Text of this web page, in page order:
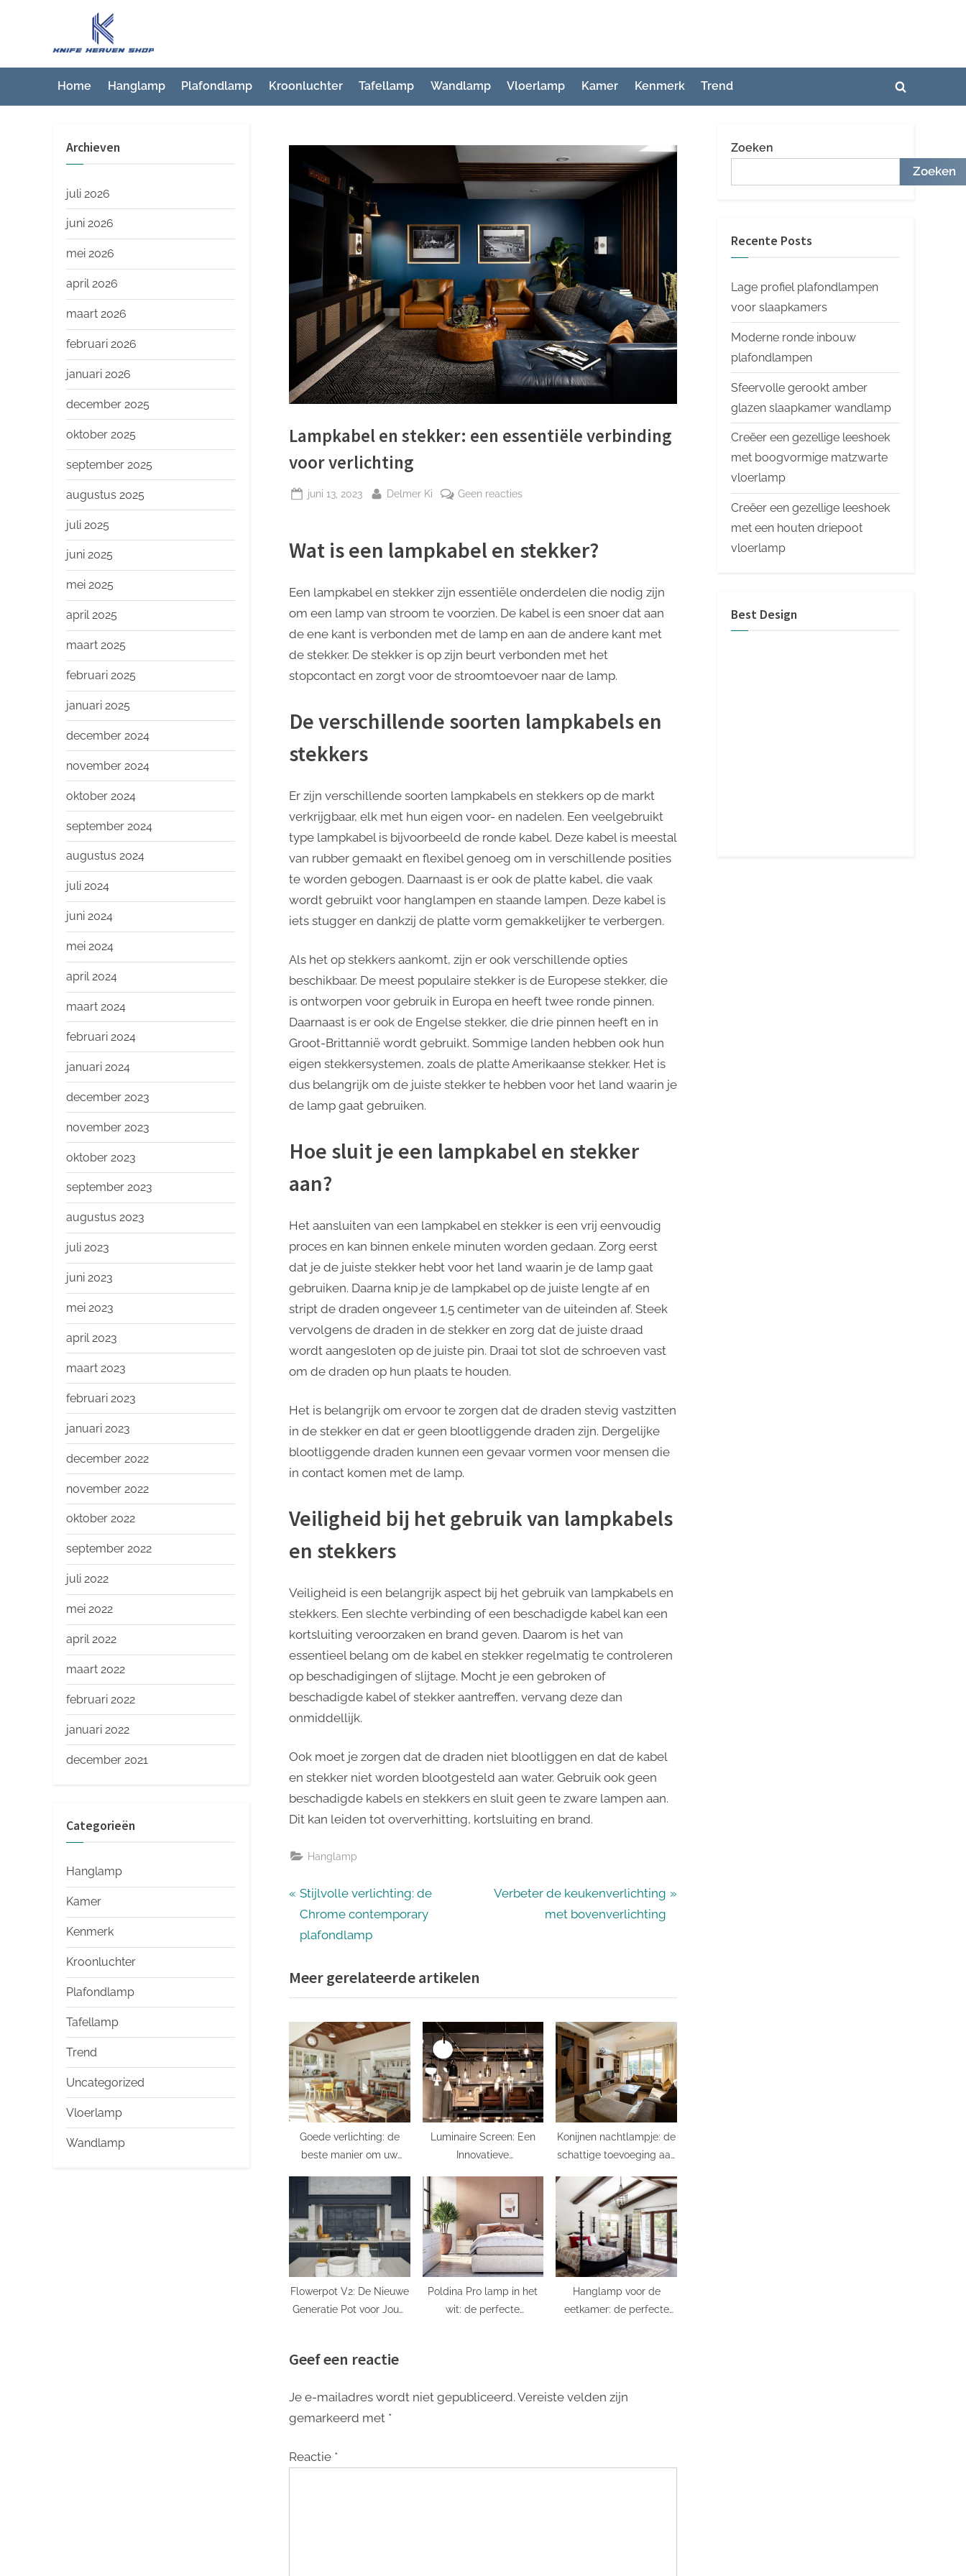
inhoud
K
n
i
f
e
h
Home Hanglamp Plafondlamp Kroonluchter Tafellamp Wandlamp Vloerlamp Kamer Kenmerk Trend
Toggle
Lampkabel en stekker: een essentiële verbinding
voor verlichting
Geplaatst
juni 13, 2023 Door
Delmer Ki Geen reacties
stekker:
verbinding
voor
verlichting
Wat is een lampkabel en stekker?
Een lampkabel en stekker zijn essentiële onderdelen die nodig zijn
om een lamp van stroom te voorzien. De kabel is een snoer dat aan
de ene kant is verbonden met de lamp en aan de andere kant met
de stekker. De stekker is op zijn beurt verbonden met het
stopcontact en zorgt voor de stroomtoevoer naar de lamp.
De verschillende soorten lampkabels en
stekkers
Er zijn verschillende soorten lampkabels en stekkers op de markt
verkrijgbaar, elk met hun eigen voor- en nadelen. Een veelgebruikt
type lampkabel is bijvoorbeeld de ronde kabel. Deze kabel is meestal
van rubber gemaakt en flexibel genoeg om in verschillende posities
te worden gebogen. Daarnaast is er ook de platte kabel, die vaak
wordt gebruikt voor hanglampen en staande lampen. Deze kabel is
iets stugger en dankzij de platte vorm gemakkelijker te verbergen.
Als het op stekkers aankomt, zijn er ook verschillende opties
beschikbaar. De meest populaire stekker is de Europese stekker, die
is ontworpen voor gebruik in Europa en heeft twee ronde pinnen.
Daarnaast is er ook de Engelse stekker, die drie pinnen heeft en in
Groot-Brittannië wordt gebruikt. Sommige landen hebben ook hun
eigen stekkersystemen, zoals de platte Amerikaanse stekker. Het is
dus belangrijk om de juiste stekker te hebben voor het land waarin je
de lamp gaat gebruiken.
Hoe sluit je een lampkabel en stekker
aan?
Het aansluiten van een lampkabel en stekker is een vrij eenvoudig
proces en kan binnen enkele minuten worden gedaan. Zorg eerst
dat je de juiste stekker hebt voor het land waarin je de lamp gaat
gebruiken. Daarna knip je de lampkabel op de juiste lengte af en
stript de draden ongeveer 1,5 centimeter van de uiteinden af. Steek
vervolgens de draden in de stekker en zorg dat de juiste draad
wordt aangesloten op de juiste pin. Draai tot slot de schroeven vast
om de draden op hun plaats te houden.
Het is belangrijk om ervoor te zorgen dat de draden stevig vastzitten
in de stekker en dat er geen blootliggende draden zijn. Dergelijke
blootliggende draden kunnen een gevaar vormen voor mensen die
in contact komen met de lamp.
Veiligheid bij het gebruik van lampkabels
en stekkers
Veiligheid is een belangrijk aspect bij het gebruik van lampkabels en
stekkers. Een slechte verbinding of een beschadigde kabel kan een
kortsluiting veroorzaken en brand geven. Daarom is het van
essentieel belang om de kabel en stekker regelmatig te controleren
op beschadigingen of slijtage. Mocht je een gebroken of
beschadigde kabel of stekker aantreffen, vervang deze dan
onmiddellijk.
Ook moet je zorgen dat de draden niet blootliggen en dat de kabel
en stekker niet worden blootgesteld aan water. Gebruik ook geen
beschadigde kabels en stekkers en sluit geen te zware lampen aan.
Dit kan leiden tot oververhitting, kortsluiting en brand.
Hanglamp
Bericht
navigatie
P
r
e
i
o
s
P
o
s
t
:
Stijlvolle verlichting: de
Chrome contemporary
plafondlamp
N
o
t
:
Verbeter de keukenverlichting
met bovenverlichting
Meer gerelateerde artikelen
Goede verlichting: de
beste manier om uw
Luminaire Screen: Een
Innovatieve
voor Moderne Interieurs
Konijnen nachtlampje: de
schattige toevoeging aan
Flowerpot V2: De Nieuwe
Generatie Pot voor Jouw
Poldina Pro lamp in het
wit: de perfecte
Hanglamp voor de
eetkamer: de perfecte
Geef een reactie
Je e-mailadres wordt niet gepubliceerd. Vereiste velden zijn
gemarkeerd met *
Reactie *
Archieven
juli 2026
juni 2026
mei 2026
april 2026
maart 2026
februari 2026
januari 2026
december 2025
oktober 2025
september 2025
augustus 2025
juli 2025
juni 2025
mei 2025
april 2025
maart 2025
februari 2025
januari 2025
december 2024
november 2024
oktober 2024
september 2024
augustus 2024
juli 2024
juni 2024
mei 2024
april 2024
maart 2024
februari 2024
januari 2024
december 2023
november 2023
oktober 2023
september 2023
augustus 2023
juli 2023
juni 2023
mei 2023
april 2023
maart 2023
februari 2023
januari 2023
december 2022
november 2022
oktober 2022
september 2022
juli 2022
mei 2022
april 2022
maart 2022
februari 2022
januari 2022
december 2021
Categorieën
Hanglamp
Kamer
Kenmerk
Kroonluchter
Plafondlamp
Tafellamp
Trend
Uncategorized
Vloerlamp
Wandlamp
Zoeken
Zoeken
Recente Posts
Lage profiel plafondlampen
voor slaapkamers
Moderne ronde inbouw
plafondlampen
Sfeervolle gerookt amber
glazen slaapkamer wandlamp
Creëer een gezellige leeshoek
met boogvormige matzwarte
vloerlamp
Creëer een gezellige leeshoek
met een houten driepoot
vloerlamp
Best Design